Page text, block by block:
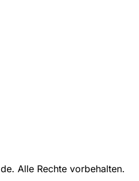
Alle Rechte vorbehalten.